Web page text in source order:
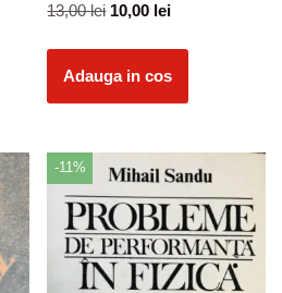
13,00lei 10,00 lei
Adauga in cos
-11%